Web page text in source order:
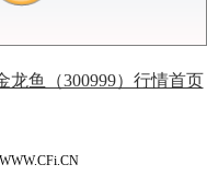
龙鱼（300999）行情首页